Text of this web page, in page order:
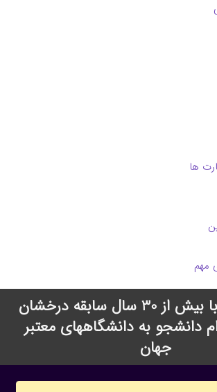
ها
مهم
CIS Group با بیش از 30 سال سابقه درخشان
دانشجو به دانشگاههای معتبر
جهان